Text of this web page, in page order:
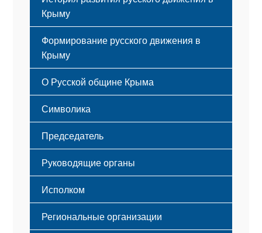
Крыму
Формирование русского движения в
Крыму
Русский Крым
О Русской общине Крыма
Этапы становления
Принципы деятельности
Структура
Мероприятия
Символика
Флаг
Герб
Гимн
Председатель
Руководящие органы
Исполком
Региональные организации